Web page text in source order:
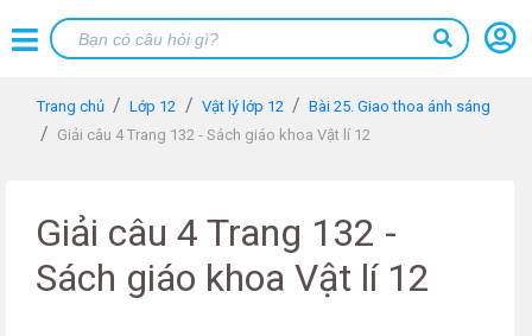
Trang chủ Lớp 12 Vật lý lớp 12
Bài 25. Giao thoa ánh sáng
Giải câu 4 Trang 132 - Sách giáo khoa Vật lí 12
Giải câu 4 Trang 132 -
Sách giáo khoa Vật lí 12